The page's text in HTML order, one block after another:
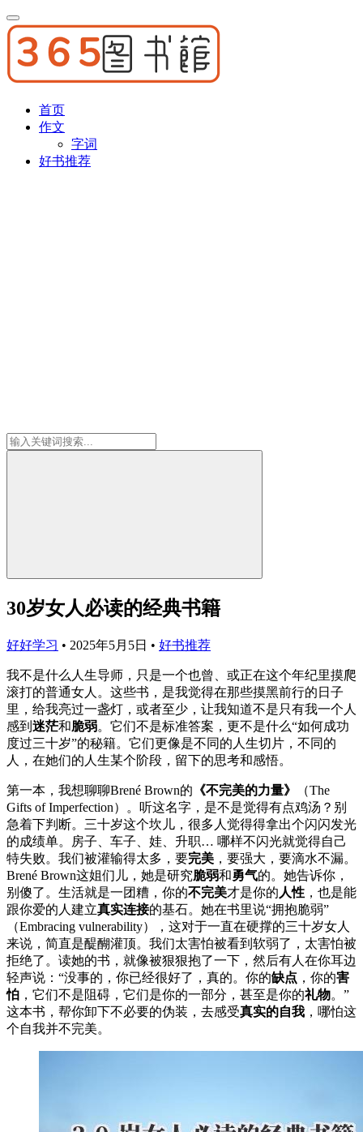
首页
作文
字词
好书推荐
30岁女人必读的经典书籍
好好学习 • 2025年5月5日 • 好书推荐
我不是什么人生导师，只是一个也曾、或正在这个年纪里摸爬
滚打的普通女人。这些书，是我觉得在那些摸黑前行的日子
里，给我亮过一盏灯，或者至少，让我知道不是只有我一个人
感到 迷茫和脆弱。它们不是标准答案，更不是什么“如何成功
度过三十岁”的秘籍。它们更像是不同的人生切片，不同的
人，在她们的人生某个阶段，留下的思考和感悟。
第一本，我想聊聊Brené Brown的 《不完美的力量》
（The
Gifts of Imperfection）。听这名字，是不是觉得有点鸡汤？别
急着下判断。三十岁这个坎儿，很多人觉得得拿出个闪闪发光
的成绩单。房子、车子、娃、升职… 哪样不闪光就觉得自己
特失败。我们被灌输得太多，要完美 ，要强大，要滴水不漏。
Brené Brown这姐们儿，她是研究脆弱和勇气的。她告诉你，
别傻了。生活就是一团糟，你的不完美才是你的 人性 ，也是能
跟你爱的人建立真实连接的基石。她在书里说“拥抱脆弱”
（Embracing vulnerability），这对于一直在硬撑的三十岁女人
来说，简直是醍醐灌顶。我们太害怕被看到软弱了，太害怕被
拒绝了。读她的书，就像被狠狠抱了一下，然后有人在你耳边
轻声说：“没事的，你已经很好了，真的。你的缺点 ，你的害
怕 ，它们不是阻碍，它们是你的一部分，甚至是你的礼物。”
这本书，帮你卸下不必要的伪装，去感受真实的自我 ，哪怕这
个自我并不完美。